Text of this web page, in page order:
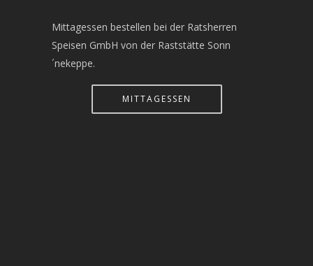
Mittagessen bestellen bei der Ratsherren
Speisen GmbH von der Raststätte Sonn
´nekeppe.
MITTAGESSEN